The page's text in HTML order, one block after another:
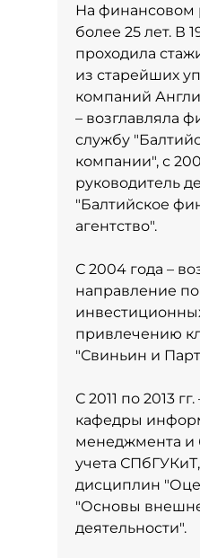
На финансовом
более 25 лет. В
проходила
из старейших
компаний
– возглавляла
службу
компании", с
руководитель
"Балтийское
агентство".
С 2004 года –
направление
привлечению
"Свиньин и
С 2011 по 2013
кафедры
менеджмента и
учета
дисциплин
"Основы
деятельности".